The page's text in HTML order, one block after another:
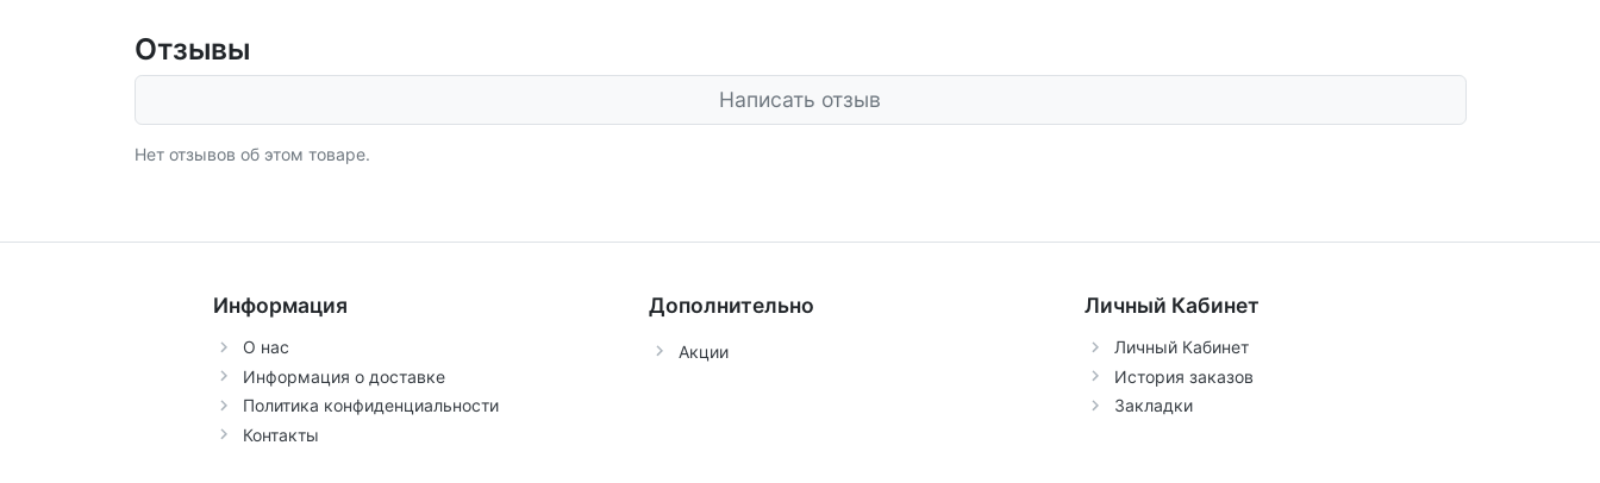
Отзывы
Написать отзыв
Нет отзывов об этом товаре.
Информация
О нас
Информация о доставке
Политика конфиденциальности
Контакты
Дополнительно
Акции
Личный Кабинет
Личный Кабинет
История заказов
Закладки